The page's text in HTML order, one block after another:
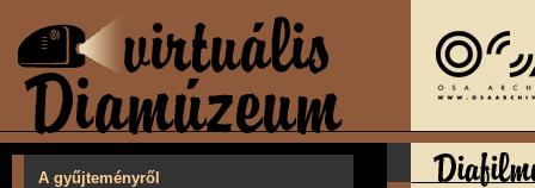
A gyűjteményről